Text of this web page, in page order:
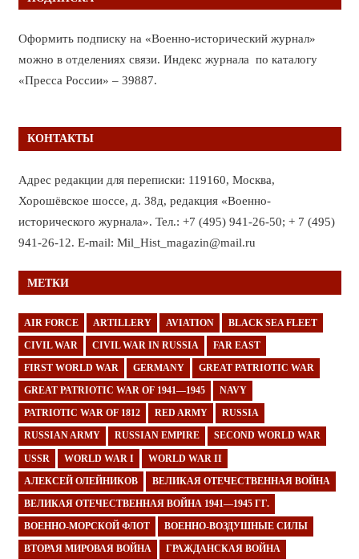
Оформить подписку на «Военно-исторический журнал»
можно в отделениях связи. Индекс журнала по каталогу
«Пресса России» – 39887.
КОНТАКТЫ
Адрес редакции для переписки: 119160, Москва,
Хорошёвское шоссе, д. 38д, редакция «Военно-
исторического журнала». Тел.: +7 (495) 941-26-50; + 7 (495)
941-26-12. E-mail: Mil_Hist_magazin@mail.ru
МЕТКИ
AIR FORCE ARTILLERY AVIATION BLACK SEA FLEET
CIVIL WAR CIVIL WAR IN RUSSIA FAR EAST
FIRST WORLD WAR GERMANY GREAT PATRIOTIC WAR
GREAT PATRIOTIC WAR OF 1941—1945 NAVY
PATRIOTIC WAR OF 1812 RED ARMY RUSSIA
RUSSIAN ARMY RUSSIAN EMPIRE SECOND WORLD WAR
USSR WORLD WAR I WORLD WAR II
АЛЕКСЕЙ ОЛЕЙНИКОВ ВЕЛИКАЯ ОТЕЧЕСТВЕННАЯ ВОЙНА
ВЕЛИКАЯ ОТЕЧЕСТВЕННАЯ ВОЙНА 1941—1945 ГГ.
ВОЕННО-МОРСКОЙ ФЛОТ ВОЕННО-ВОЗДУШНЫЕ СИЛЫ
ВТОРАЯ МИРОВАЯ ВОЙНА ГРАЖДАНСКАЯ ВОЙНА